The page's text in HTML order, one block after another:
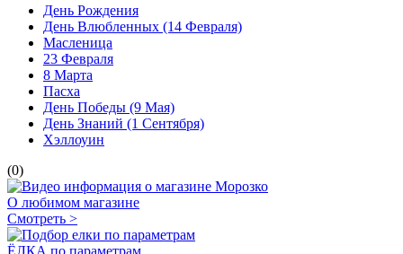
День Рождения
День Влюбленных (14 Февраля)
Масленица
23 Февраля
8 Марта
Пасха
День Победы (9 Мая)
День Знаний (1 Сентября)
Хэллоуин
(0)
О любимом магазине
Смотреть >
ЁЛКА по параметрам